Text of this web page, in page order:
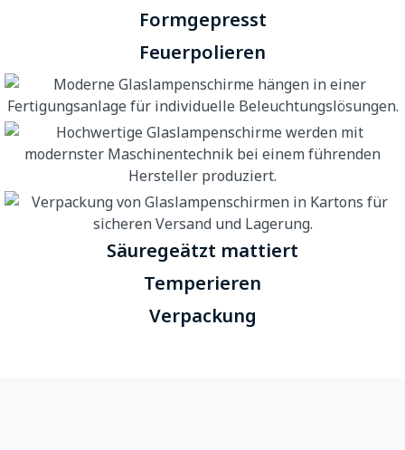
Formgepresst
Feuerpolieren
Säuregeätzt mattiert
Temperieren
Verpackung